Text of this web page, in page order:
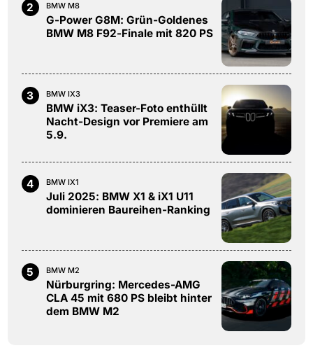
2 BMW M8
G-Power G8M: Grün-Goldenes
BMW M8 F92-Finale mit 820 PS
3 BMW IX3
BMW iX3: Teaser-Foto enthüllt
Nacht-Design vor Premiere am
5.9.
4 BMW IX1
Juli 2025: BMW X1 & iX1 U11
dominieren Baureihen-Ranking
5 BMW M2
Nürburgring: Mercedes-AMG
CLA 45 mit 680 PS bleibt hinter
dem BMW M2